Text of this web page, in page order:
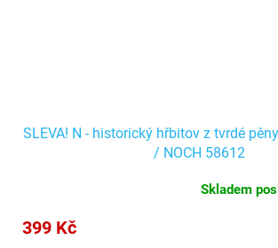
SLEVA! N - historický hřbitov z tvrdé
/ NOCH 58612
Skladem
399 Kč